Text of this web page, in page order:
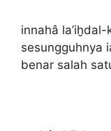
innahâ
sesungguhnya
benar salah